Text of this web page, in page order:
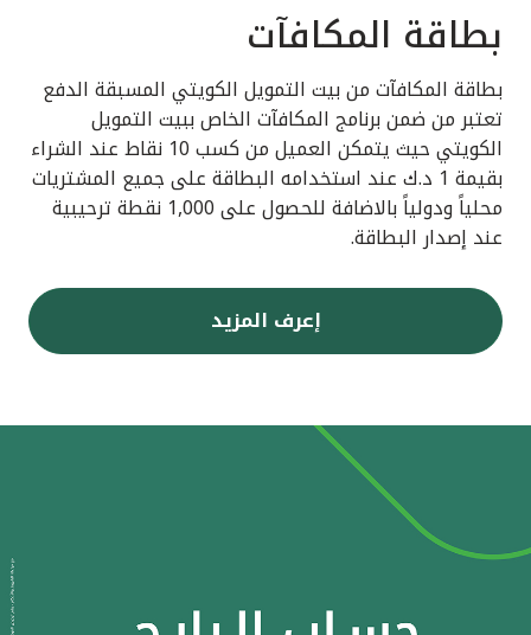
بطاقة المكافآت
بطاقة المكافآت من بيت التمويل الكويتي المسبقة الدفع
تعتبر من ضمن برنامج المكافآت الخاص ببيت التمويل
الكويتي حيث يتمكن العميل من كسب 10 نقاط عند الشراء
بقيمة 1 د.ك عند استخدامه البطاقة على جميع المشتريات
محلياً ودولياً بالاضافة للحصول على 1,000 نقطة ترحيبية
عند إصدار البطاقة.
إعرف المزيد